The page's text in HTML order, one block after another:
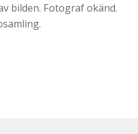
bilden. Fotograf okänd.